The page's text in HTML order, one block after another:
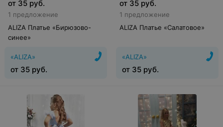
от 35 руб.
1 предложение
ALIZA Платье «Бирюзово-
синее»
«ALIZA»
от 35 руб.
от 35 руб.
1 предложение
ALIZA Платье «Салатовое»
«ALIZA»
от 35 руб.